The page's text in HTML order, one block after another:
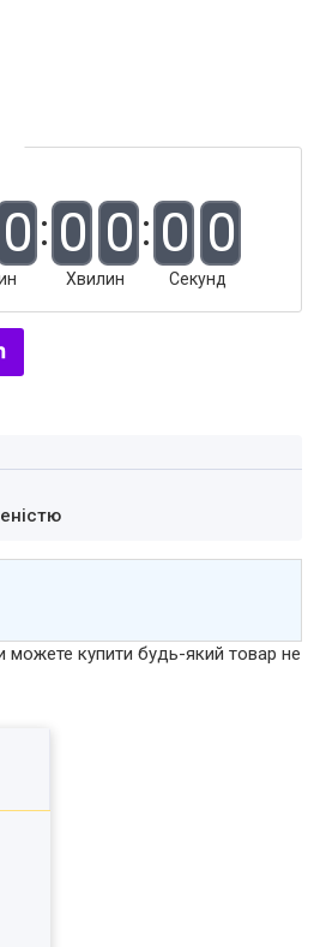
0 0 0
Хвилин
0 0
Секунд
можете купити будь-який товар не